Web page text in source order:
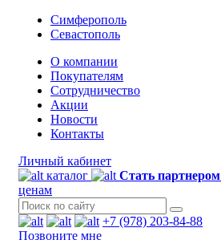
Симферополь
Севастополь
О компании
Покупателям
Сотрудничество
Акции
Новости
Контакты
Личный кабинет
каталог
Стать партнером
ценам
+7 (978) 203-84-88
Позвоните мне